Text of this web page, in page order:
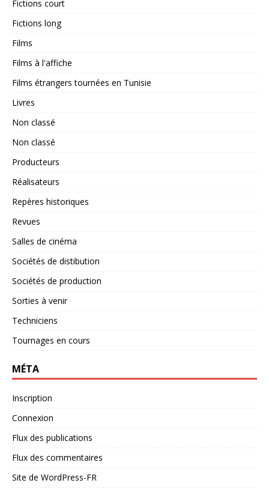
Fictions court
Fictions long
Films
Films à l'affiche
Films étrangers tournées en Tunisie
Livres
Non classé
Non classé
Producteurs
Réalisateurs
Repères historiques
Revues
Salles de cinéma
Sociétés de distibution
Sociétés de production
Sorties à venir
Techniciens
Tournages en cours
MÉTA
Inscription
Connexion
Flux des publications
Flux des commentaires
Site de WordPress-FR